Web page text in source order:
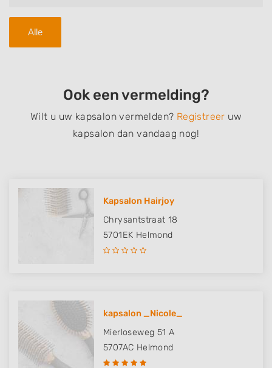
Alle
Ook een vermelding?
Wilt u uw kapsalon vermelden? Registreer uw
kapsalon dan vandaag nog!
Kapsalon Hairjoy
Chrysantstraat 18
5701EK Helmond
kapsalon _Nicole_
Mierloseweg 51 A
5707AC Helmond